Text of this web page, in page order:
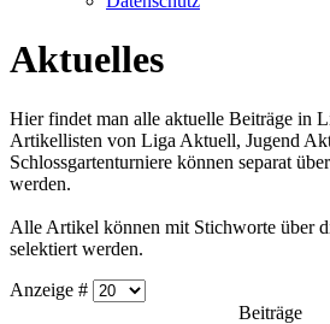
Aktuelles
Hier findet man alle aktuelle Beiträge in
Artikellisten von Liga Aktuell, Jugend
Schlossgartenturniere können separat
werden.
Alle Artikel können mit Stichworte über
selektiert werden.
Anzeige #
Beiträge